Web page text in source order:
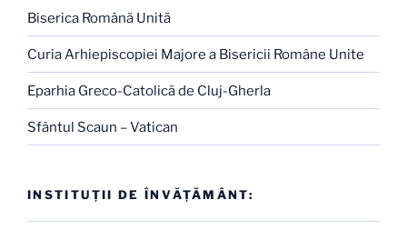
Biserica Română Unită
Curia Arhiepiscopiei Majore a Bisericii Române Unite
Eparhia Greco-Catolică de Cluj-Gherla
Sfântul Scaun – Vatican
INSTITUŢII DE ÎNVĂŢĂMÂNT: